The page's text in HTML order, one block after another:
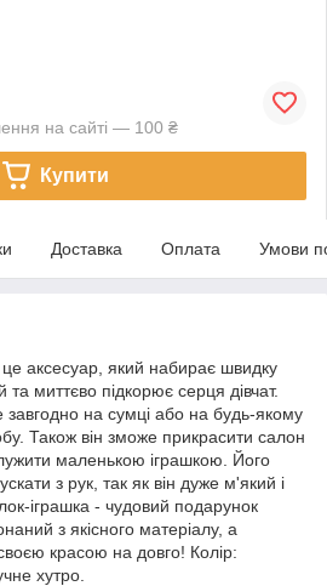
на сайті — 100 ₴
Купити
Доставка Оплата Умови
аксесуар, який набирає швидку
та миттєво підкорює серця дівчат.
на сумці або на будь-якому
Також він зможе прикрасити салон
маленькою іграшкою. Його
з рук, так як він дуже м'який і
іграшка - чудовий подарунок
з якісного матеріалу, а
красою на довго! Колір:
хутро.